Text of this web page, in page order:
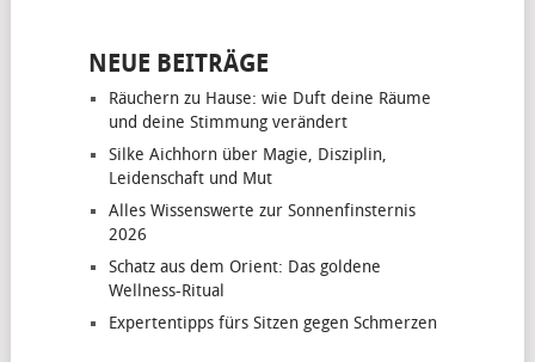
NEUE BEITRÄGE
Räuchern zu Hause: wie Duft deine Räume
und deine Stimmung verändert
Silke Aichhorn über Magie, Disziplin,
Leidenschaft und Mut
Alles Wissenswerte zur Sonnenfinsternis
2026
Schatz aus dem Orient: Das goldene
Wellness-Ritual
Expertentipps fürs Sitzen gegen Schmerzen